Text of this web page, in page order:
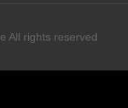
All rights reserved